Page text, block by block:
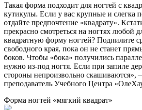
Такая форма подходит для ногтей с
кутикулы. Если у вас крупные и слегка
отдайте предпочтение «квадрату».
прекрасно смотреться на ногтях любой
квадратную форму ногтей? Подпилите
свободного края, пока он не станет
боков. Чтобы «бока» получились
нужно из-под ногтя. Если при запиле
стороны непроизвольно скашиваются»,
преподаватель Учебного Центра
Форма ногтей «мягкий квадрат»